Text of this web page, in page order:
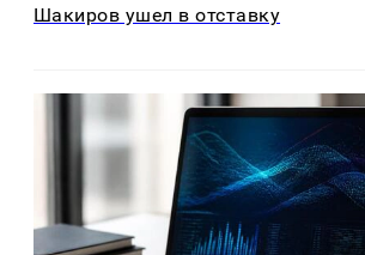
Шакиров ушел в отставку